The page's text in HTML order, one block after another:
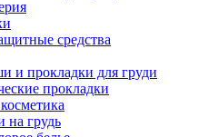
средства
и прокладки для груди
прокладки
на грудь